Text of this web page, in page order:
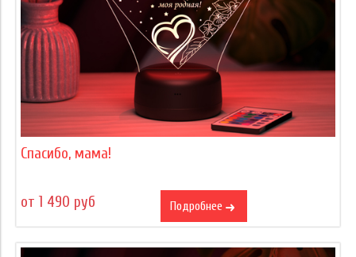
Спасибо, мама!
от 1 490 руб Подробнее